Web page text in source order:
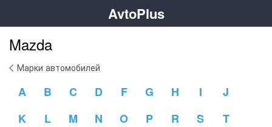
AvtoPlus
Mazda
Марки автомобилей
A B C D F G H I
J
K
L M N O P R S
T